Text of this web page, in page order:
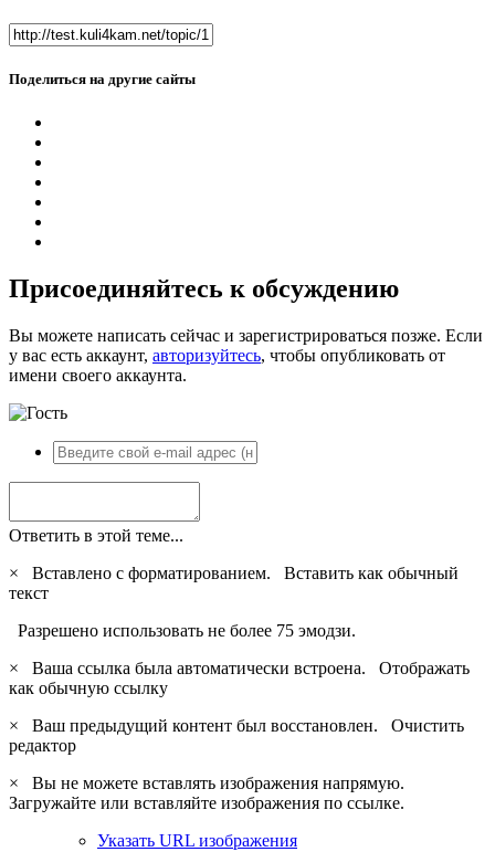
Поделиться на другие сайты
Присоединяйтесь к обсуждению
Вы можете написать сейчас и зарегистрироваться позже. Если
у вас есть аккаунт, авторизуйтесь, чтобы опубликовать от
имени своего аккаунта.
Ответить в этой теме...
×
Вставлено с форматированием. Вставить как обычный
текст
Разрешено использовать не более 75 эмодзи.
×
Ваша ссылка была автоматически встроена. Отображать
как обычную ссылку
×
Ваш предыдущий контент был восстановлен. Очистить
редактор
×
Вы не можете вставлять изображения напрямую.
Загружайте или вставляйте изображения по ссылке.
Указать URL изображения